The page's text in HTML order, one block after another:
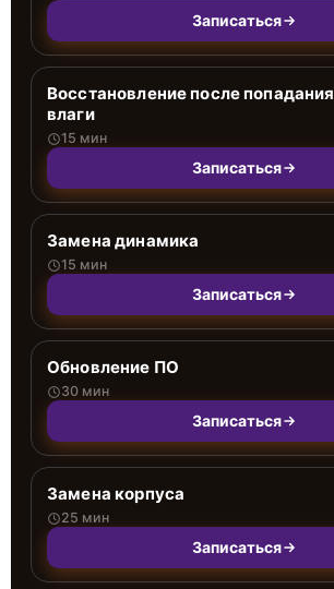
Записаться
Восстановление после попадания
влаги
15 мин
Записаться
Замена динамика
15 мин
Записаться
Обновление ПО
30 мин
Записаться
Замена корпуса
25 мин
Записаться